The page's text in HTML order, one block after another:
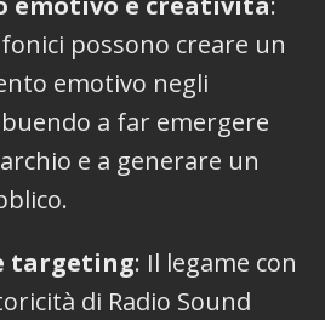
possono creare un
emotivo negli
a far emergere
e a generare un
targeting: Il legame con
di Radio Sound